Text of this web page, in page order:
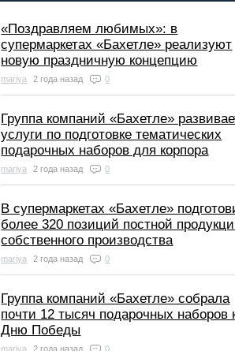
«Поздравляем любимых»: в
супермаркетах «Бахетле» реализуют
новую праздничную концепцию
mariya 2 года назад 0
Группа компаний «Бахетле»
услуги по подготовке тематических
подарочных наборов для корпора
mariya 2 года назад 0
В супермаркетах «Бахетле»
более 320 позиций постной
собственного производства
mariya 2 года назад 0
Группа компаний «Бахетле» собрала
почти 12 тысяч подарочных наборов
Дню Победы
mariya 2 года назад 0